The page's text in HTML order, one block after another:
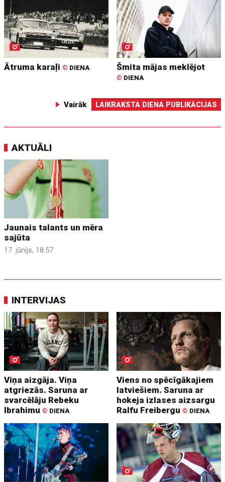
Ātruma karaļi © DIENA Šmita mājas meklējot
© DIENA
Vairāk LAIKRAKSTA DIENA PUBLIKĀCIJAS
AKTUĀLI
Jaunais talants un mēra
sajūta
17. jūnijs, 18:57
INTERVIJAS
Viņa aizgāja. Viņa
atgriezās. Saruna ar
svarcēlāju Rebeku
Ibrahimu © DIENA
Viens no spēcīgākajiem
latviešiem. Saruna ar
hokeja izlases aizsargu
Ralfu Freibergu © DIENA